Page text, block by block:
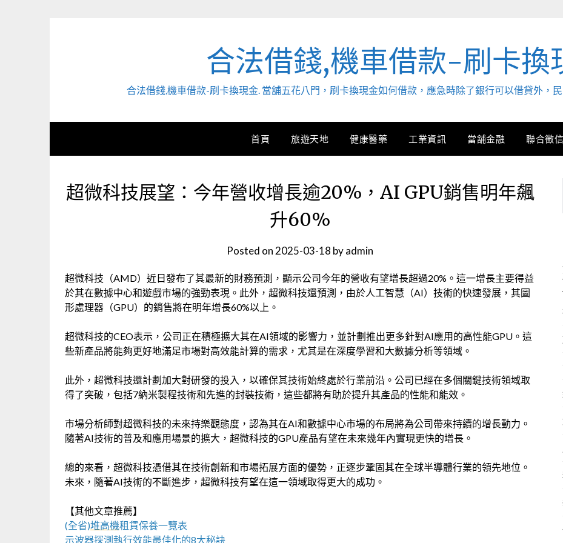
合法借錢,機車借款-刷卡換
合法借錢,機車借款-刷卡換現金. 當舖五花八門，刷卡換現金如何借款，應急時除了銀行可以借貸外，
首頁 旅遊天地 健康醫藥 工業資訊 當舖金融 聯合徵信
超微科技展望：今年營收增長逾20%，AI GPU銷售明年飆
升60%
Posted on 2025-03-18 byadmin
超微科技（AMD）近日發布了其最新的財務預測，顯示公司今年的營收有望增長超過20%。這一增長主要得益
於其在數據中心和遊戲市場的強勁表現。此外，超微科技還預測，由於人工智慧（AI）技術的快速發展，其圖
形處理器（GPU）的銷售將在明年增長60%以上。
超微科技的CEO表示，公司正在積極擴大其在AI領域的影響力，並計劃推出更多針對AI應用的高性能GPU。這
些新產品將能夠更好地滿足市場對高效能計算的需求，尤其是在深度學習和大數據分析等領域。
此外，超微科技還計劃加大對研發的投入，以確保其技術始終處於行業前沿。公司已經在多個關鍵技術領域取
得了突破，包括7納米製程技術和先進的封裝技術，這些都將有助於提升其產品的性能和能效。
市場分析師對超微科技的未來持樂觀態度，認為其在AI和數據中心市場的布局將為公司帶來持續的增長動力。
隨著AI技術的普及和應用場景的擴大，超微科技的GPU產品有望在未來幾年內實現更快的增長。
總的來看，超微科技憑借其在技術創新和市場拓展方面的優勢，正逐步鞏固其在全球半導體行業的領先地位。
未來，隨著AI技術的不斷進步，超微科技有望在這一領域取得更大的成功。
【其他文章推薦】
(全省)堆高機租賃保養一覽表
示波器探測執行效能最佳化的8大秘訣